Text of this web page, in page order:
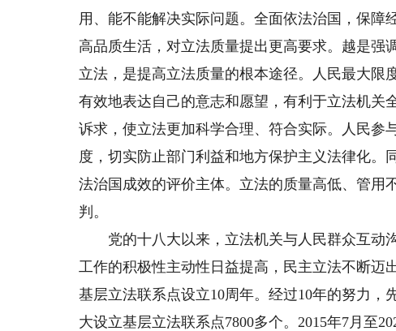
用、能不能解决实际问题。全面依法治国，保障
高品质生活，对立法质量提出更高要求。越是强
立法，是提高立法质量的根本途径。人民最大限
有效地表达自己的意志和愿望，有利于立法机关
诉求，使立法更加科学合理、符合实际。人民参
度，切实防止部门利益和地方保护主义法律化。
法治国成效的评价主体。立法的质量高低、管用
判。
党的十八大以来，立法机关与人民群众互动
工作的积极性主动性日益提高，民主立法不断迈
基层立法联系点设立10周年。经过10年的努力，
大设立基层立法联系点7800多个。2015年7月至